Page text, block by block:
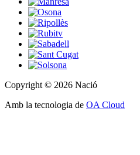
Copyright © 2026 Nació
Amb la tecnologia de OA Cloud